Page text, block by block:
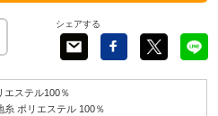
シェアする
エステル100％
糸 ポリエステル 100％